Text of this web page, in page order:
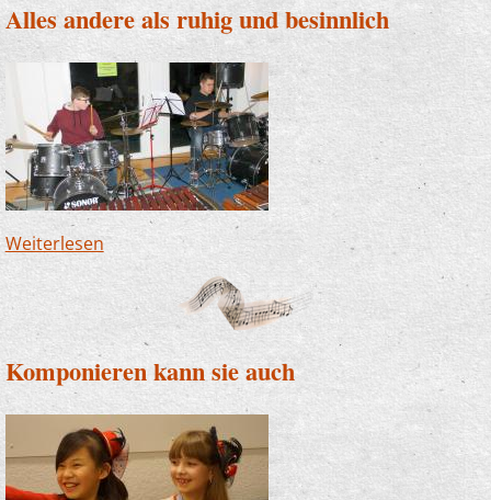
Alles andere als ruhig und besinnlich
Weiterlesenüber Alles andere als ruhig und besinnlich
Komponieren kann sie auch